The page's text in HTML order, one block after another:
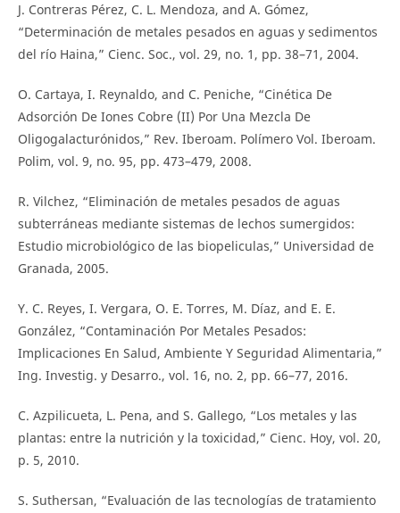
J. Contreras Pérez, C. L. Mendoza, and A. Gómez,
“Determinación de metales pesados en aguas y sedimentos
del río Haina,” Cienc. Soc., vol. 29, no. 1, pp. 38–71, 2004.
O. Cartaya, I. Reynaldo, and C. Peniche, “Cinética De
Adsorción De Iones Cobre (II) Por Una Mezcla De
Oligogalacturónidos,” Rev. Iberoam. Polímero Vol. Iberoam.
Polim, vol. 9, no. 95, pp. 473–479, 2008.
R. Vilchez, “Eliminación de metales pesados de aguas
subterráneas mediante sistemas de lechos sumergidos:
Estudio microbiológico de las biopeliculas,” Universidad de
Granada, 2005.
Y. C. Reyes, I. Vergara, O. E. Torres, M. Díaz, and E. E.
González, “Contaminación Por Metales Pesados:
Implicaciones En Salud, Ambiente Y Seguridad Alimentaria,”
Ing. Investig. y Desarro., vol. 16, no. 2, pp. 66–77, 2016.
C. Azpilicueta, L. Pena, and S. Gallego, “Los metales y las
plantas: entre la nutrición y la toxicidad,” Cienc. Hoy, vol. 20,
p. 5, 2010.
S. Suthersan, “Evaluación de las tecnologías de tratamiento